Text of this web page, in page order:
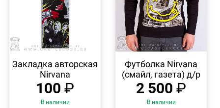
ПРОСМОТР
Закладка авторская
Nirvana
100 ₽
В наличии
ПРОСМОТР
Футболка Nirvana
(смайл, газета) д/р
2 500 ₽
В наличии